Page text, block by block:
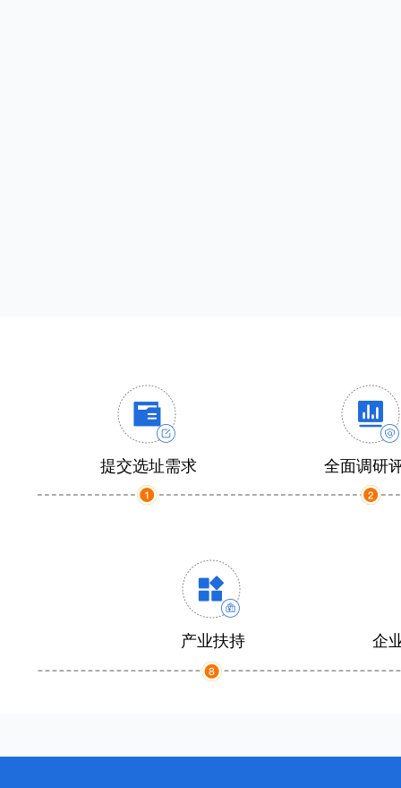
提交选址需求 全面调研
产业扶持 企